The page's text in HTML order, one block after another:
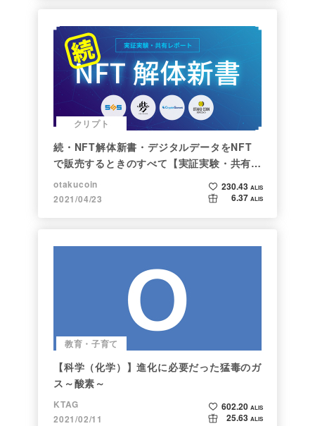
クリプト
続・NFT解体新書・デジタルデータをNFT
で販売するときのすべて【実証実験・共有レ
ポート】
otakucoin
2021/04/23
230.43 ALIS
6.37 ALIS
教育・子育て
【科学（化学）】進化に必要だった猛毒のガ
ス～酸素～
KTAG
2021/02/11
602.20 ALIS
25.63 ALIS